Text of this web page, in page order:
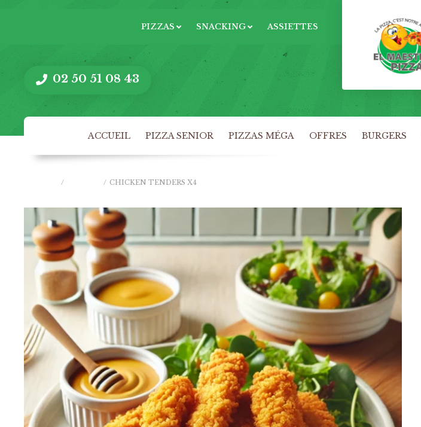
PIZZAS SNACKING ASSIETTES
02 50 51 08 43
OBLIGATOIRE
SE SOUVENIR DE MOI
ACCUEIL PIZZA SENIOR PIZZAS MÉGA OFFRES BURGERS
/ / CHICKEN TENDERS X4